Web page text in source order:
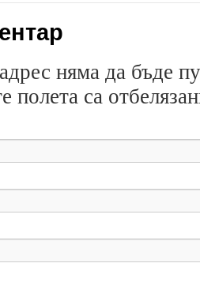
няма да бъде
полета са